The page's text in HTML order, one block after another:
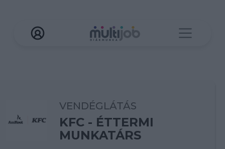
VENDÉGLÁTÁS
KFC - ÉTTERMI
MUNKATÁRS